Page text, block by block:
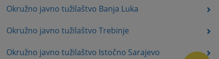
Okružno javno tužilaštvo Banja Luka
Okružno javno tužilaštvo Trebinje
Okružno javno tužilaštvo Istočno Sarajevo